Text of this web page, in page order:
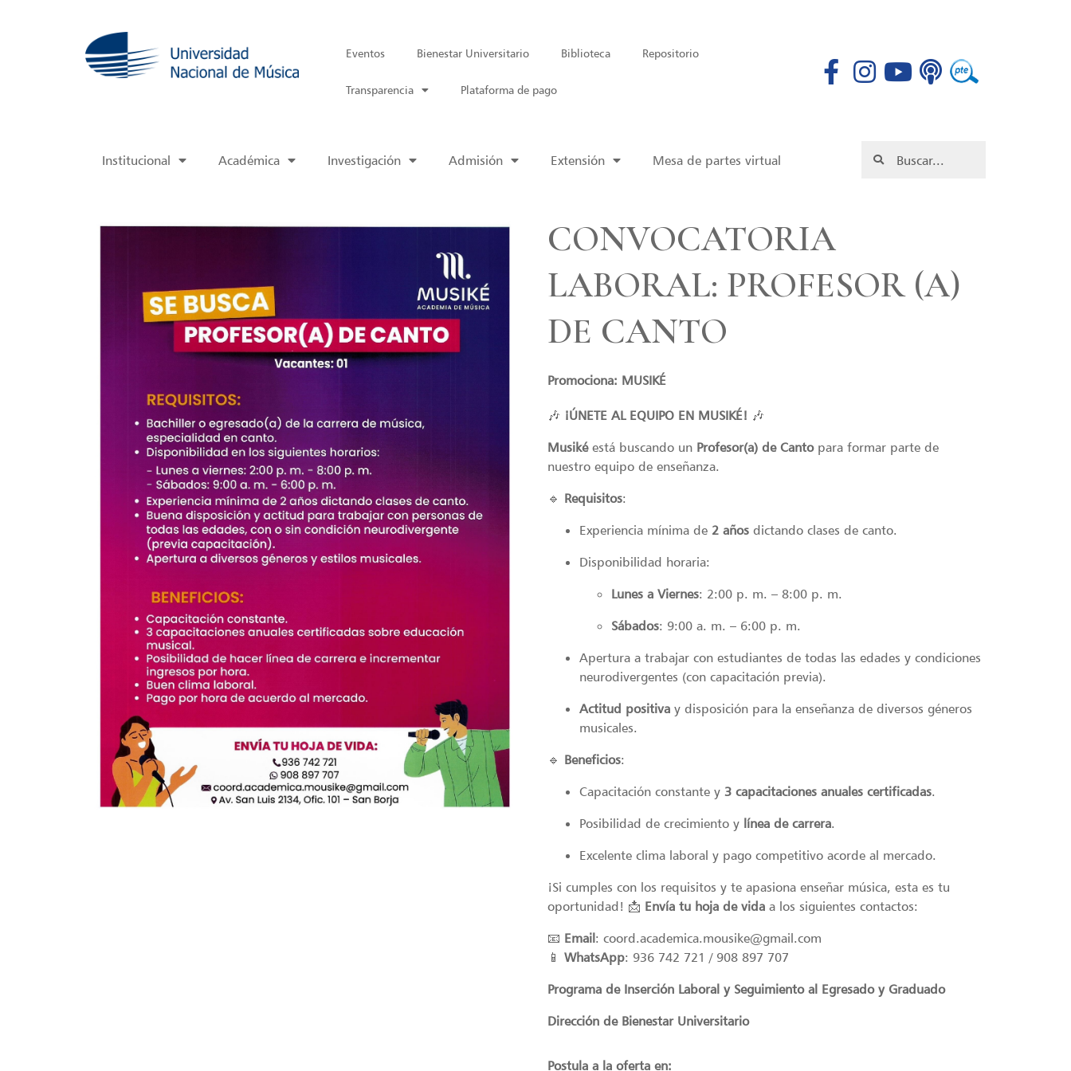
Eventos Bienestar Universitario Biblioteca Repositorio
Transparencia Plataforma de pago
Institucional Académica Investigación Admisión Extensión Mesa de partes virtual
CONVOCATORIA
LABORAL: PROFESOR (A)
DE CANTO
Promociona: MUSIKÉ
🎶 ¡ÚNETE AL EQUIPO EN MUSIKÉ! 🎶
Musikéestá buscando un Profesor(a) de Cantopara formar parte de
nuestro equipo de enseñanza.
🔹 Requisitos:
Experiencia mínima de 2 años dictando clases de canto.
Disponibilidad horaria:
Lunes a Viernes: 2:00 p. m. – 8:00 p. m.
Sábados: 9:00 a. m. – 6:00 p. m.
Apertura a trabajar con estudiantes de todas las edades y condiciones
neurodivergentes (con capacitación previa).
Actitud positiva y disposición para la enseñanza de diversos géneros
musicales.
🔹 Beneficios:
Capacitación constante y 3 capacitaciones anuales certificadas.
Posibilidad de crecimiento y línea de carrera.
Excelente clima laboral y pago competitivo acorde al mercado.
¡Si cumples con los requisitos y te apasiona enseñar música, esta es tu
oportunidad! 📩 Envía tu hoja de vida a los siguientes contactos:
📧 Email:coord.academica.mousike@gmail.com
📱WhatsApp: 936 742 721 / 908 897 707
Programa de Inserción Laboral y Seguimiento al Egresado y Graduado
Dirección de Bienestar Universitario
Postula a la oferta en: